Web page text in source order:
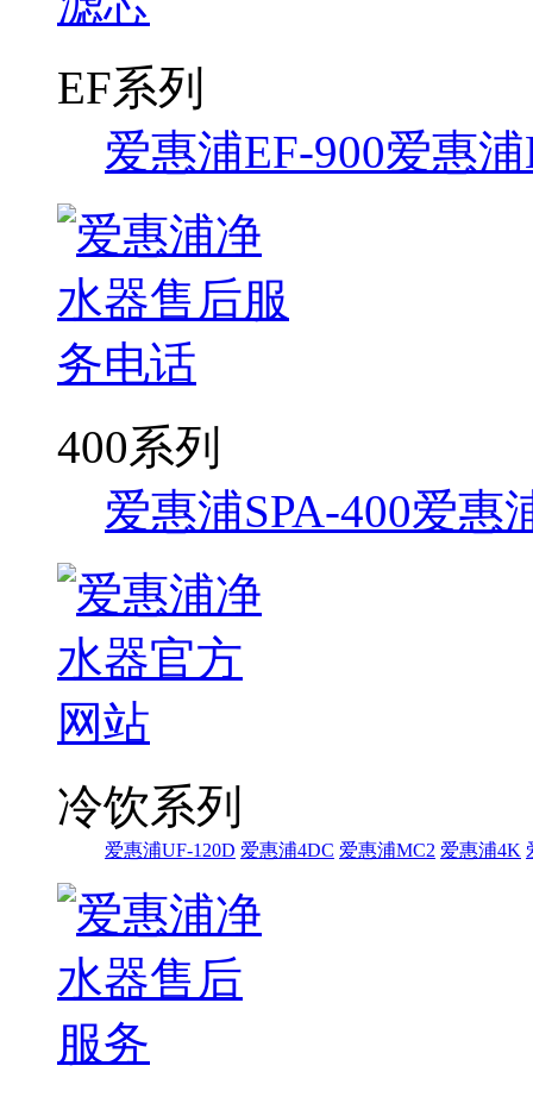
EF系列
爱惠浦EF-900爱惠浦
400系列
爱惠浦SPA-400爱惠
冷饮系列
爱惠浦UF-120D 爱惠浦4DC 爱惠浦MC2 爱惠浦4K